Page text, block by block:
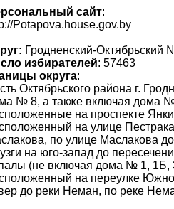
сайт:
Potapova.house.gov.by
Гродненский-Октябрьский
избирателей: 57463
округа:
Октябрьского района г.
№ 8, а также включая дома №
на проспекте
на улице
по улице Маслакова
на юго-запад до
(не включая дома № 1, 1Б,
на переулке
до реки Неман, по реке